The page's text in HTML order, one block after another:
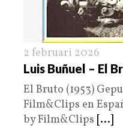
2 februari 2026
Luis Buñuel – El
El Bruto (1953)
Film&Clips en
by Film&Clips [...]